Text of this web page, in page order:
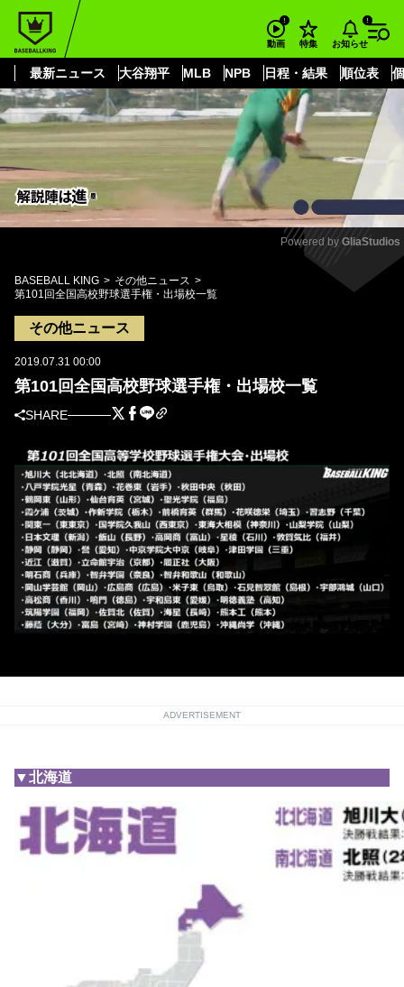
動画 特集 お知らせ
最新ニュース 大谷翔平 MLB NPB 日程・結果 順位表
もっと見る
Mute
Powered by GliaStudios
BASEBALL KING
その他ニュース
第101回全国高校野球選手権・出場校一覧
その他ニュース
2019.07.31 00:00
第101回全国高校野球選手権・出場校一覧
SHARE
ADVERTISEMENT
▼北海道